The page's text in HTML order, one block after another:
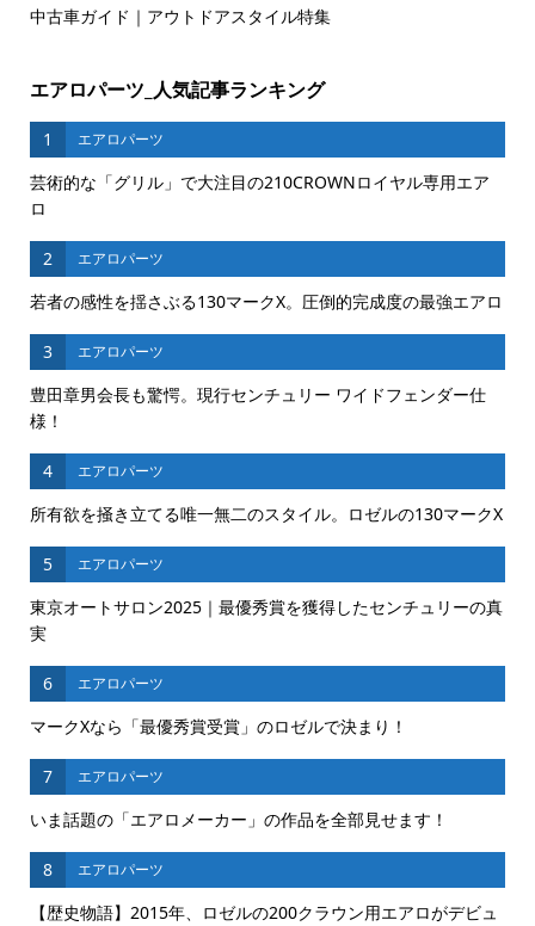
中古車ガイド｜アウトドアスタイル特集
エアロパーツ_人気記事ランキング
1 エアロパーツ
芸術的な「グリル」で大注目の210CROWNロイヤル専用エア
ロ
2 エアロパーツ
若者の感性を揺さぶる130マークX。圧倒的完成度の最強エアロ
3 エアロパーツ
豊田章男会長も驚愕。現行センチュリー ワイドフェンダー仕
様！
4 エアロパーツ
所有欲を掻き立てる唯一無二のスタイル。ロゼルの130マークX
5 エアロパーツ
東京オートサロン2025｜最優秀賞を獲得したセンチュリーの真
実
6 エアロパーツ
マークXなら「最優秀賞受賞」のロゼルで決まり！
7 エアロパーツ
いま話題の「エアロメーカー」の作品を全部見せます！
8 エアロパーツ
【歴史物語】2015年、ロゼルの200クラウン用エアロがデビュ